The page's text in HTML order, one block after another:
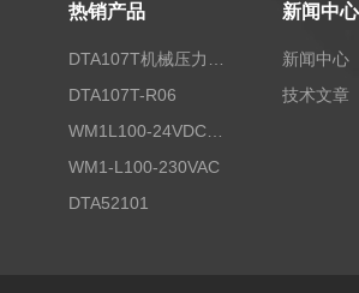
热销产品
DTA107T-R06
WM1L100-24VDC/T5X
WM1-L100-230VAC
DTA52101
新闻中心
新闻中心
技术文章